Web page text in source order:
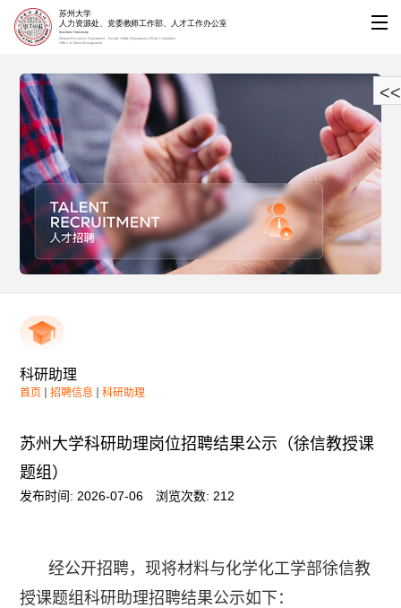
科研助理
首页 招聘信息 科研助理
苏州大学科研助理岗位招聘结果公示（徐信教授课
题组）
发布时间: 2026-07-06 浏览次数: 212
经公开招聘，现将材料与化学化工学部徐信教
授课题组科研助理招聘结果公示如下：
<<